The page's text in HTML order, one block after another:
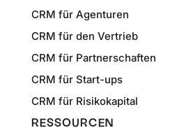
CRM für Agenturen
CRM für den Vertrieb
CRM für Partnerschaften
CRM für Start-ups
CRM für Risikokapital
RESSOURCEN